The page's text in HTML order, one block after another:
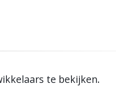
te bekijken.